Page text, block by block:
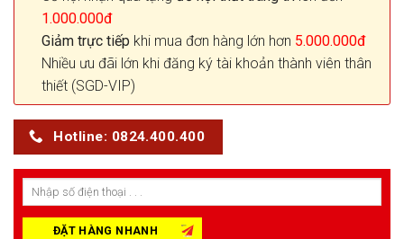
1.000.000đ
Giảm trực tiếp khi mua đơn hàng lớn hơn 5.000.000đ
Nhiều ưu đãi lớn khi đăng ký tài khoản thành viên thân
thiết (SGD-VIP)
Hotline: 0824.400.400